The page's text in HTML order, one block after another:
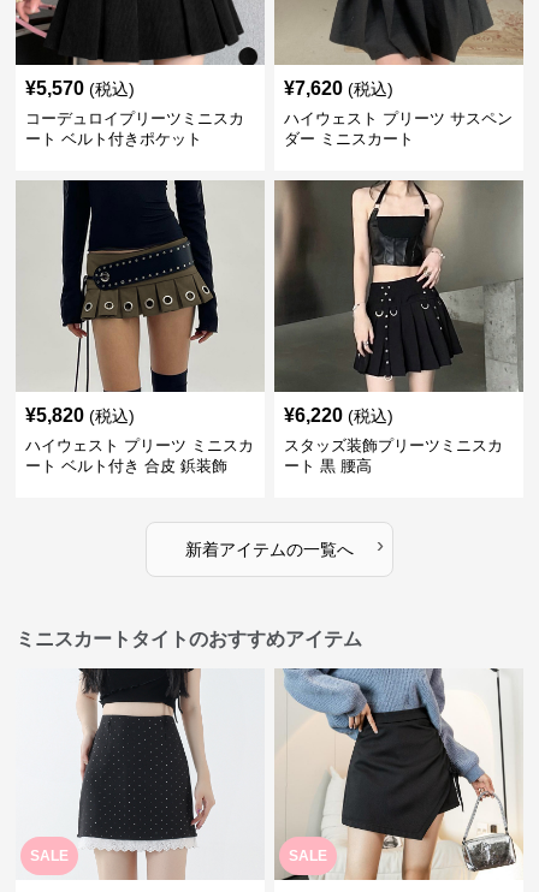
¥5,570 (税込)
コーデュロイプリーツミニスカ
ート ベルト付きポケット
¥7,620 (税込)
ハイウェスト プリーツ サスペン
ダー ミニスカート
¥5,820 (税込)
ハイウェスト プリーツ ミニスカ
ート ベルト付き 合皮 鋲装飾
¥6,220 (税込)
スタッズ装飾プリーツミニスカ
ート 黒 腰高
新着アイテムの一覧へ ›
ミニスカートタイトのおすすめアイテム
SALE SALE